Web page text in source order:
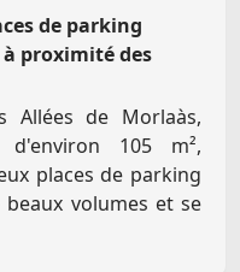
de parking
proximité des
Allées de Morlaàs,
105 m²,
places de parking
volumes et se